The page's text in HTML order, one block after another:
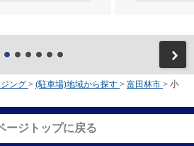
ング > (駐車場)地域から探す > 富田林市 > 小
ージトップに戻る